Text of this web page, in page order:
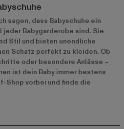
sagen, dass Babyschuhe ein
Babygarderobe sind. Sie
Stil und bieten unendliche
Schatz perfekt zu kleiden. Ob
oder besondere Anlässe –
ist dein Baby immer bestens
Shop vorbei und finde die